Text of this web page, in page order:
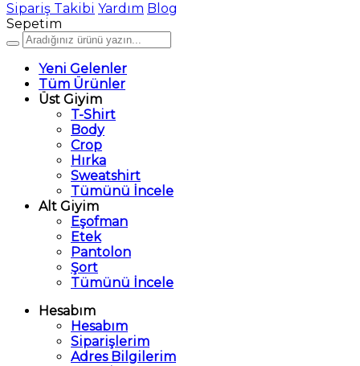
Sipariş Takibi Yardım Blog
Sepetim
Yeni Gelenler
Tüm Ürünler
Üst Giyim
T-Shirt
Body
Crop
Hırka
Sweatshirt
Tümünü İncele
Alt Giyim
Eşofman
Etek
Pantolon
Şort
Tümünü İncele
Hesabım
Hesabım
Siparişlerim
Adres Bilgilerim